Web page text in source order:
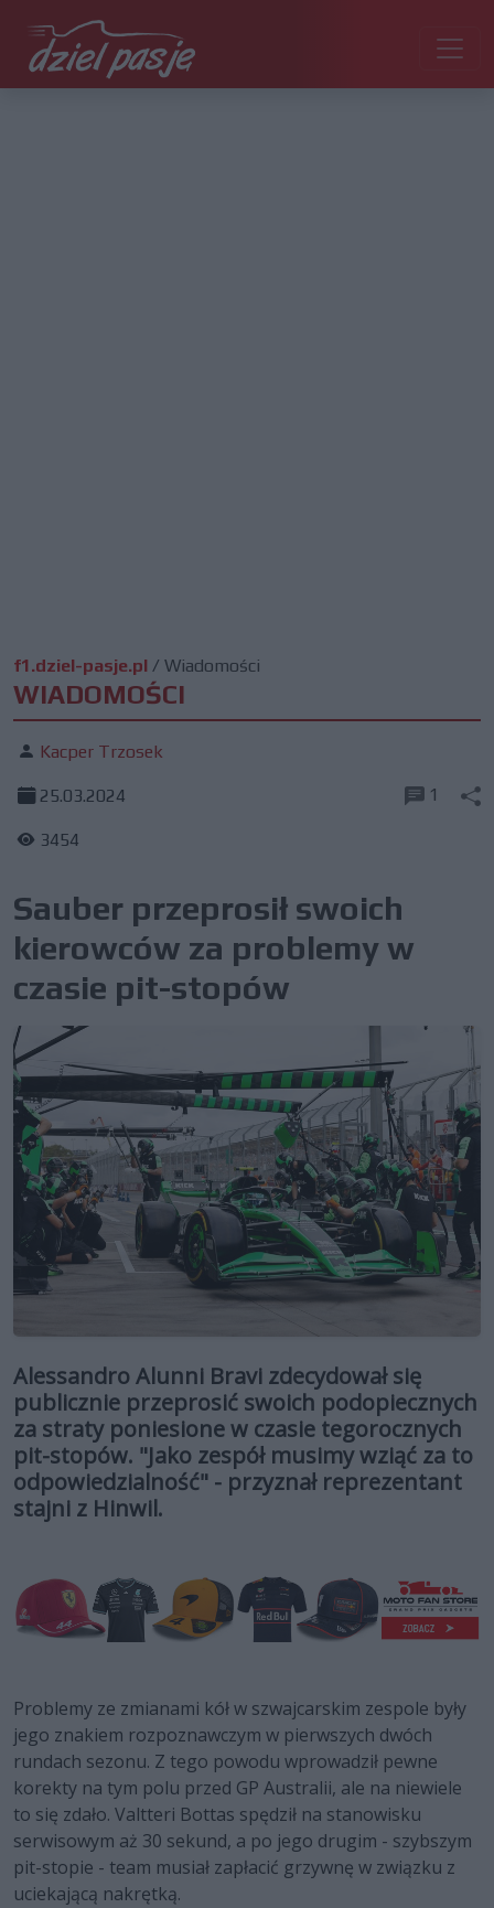
f1.dziel-pasje.pl / Wiadomości
WIADOMOŚCI
Kacper Trzosek
25.03.2024
3454
1
Sauber przeprosił swoich
kierowców za problemy w
czasie pit-stopów
Alessandro Alunni Bravi zdecydował się
publicznie przeprosić swoich podopiecznych
za straty poniesione w czasie tegorocznych
pit-stopów. "Jako zespół musimy wziąć za to
odpowiedzialność" - przyznał reprezentant
stajni z Hinwil.
Problemy ze zmianami kół w szwajcarskim zespole były
jego znakiem rozpoznawczym w pierwszych dwóch
rundach sezonu. Z tego powodu wprowadził pewne
korekty na tym polu przed GP Australii, ale na niewiele
to się zdało. Valtteri Bottas spędził na stanowisku
serwisowym aż 30 sekund, a po jego drugim - szybszym
pit-stopie - team musiał zapłacić grzywnę w związku z
uciekającą nakrętką.